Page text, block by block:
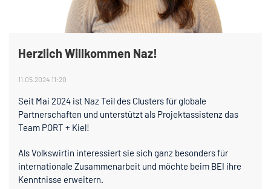
Herzlich Willkommen Naz!
11.05.2024 11:20
Seit Mai 2024 ist Naz Teil des Clusters für globale
Partnerschaften und unterstützt als Projektassistenz das
Team PORT + Kiel!
Als Volkswirtin interessiert sie sich ganz besonders für
internationale Zusammenarbeit und möchte beim BEI ihre
Kenntnisse erweitern.